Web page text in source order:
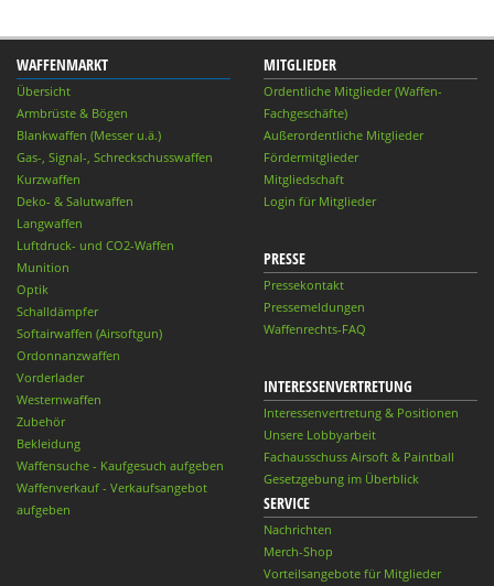
WAFFENMARKT
Übersicht
Armbrüste & Bögen
Blankwaffen (Messer u.ä.)
Gas-, Signal-, Schreckschusswaffen
Kurzwaffen
Deko- & Salutwaffen
Langwaffen
Luftdruck- und CO2-Waffen
Munition
Optik
Schalldämpfer
Softairwaffen (Airsoftgun)
Ordonnanzwaffen
Vorderlader
Westernwaffen
Zubehör
Bekleidung
Waffensuche - Kaufgesuch aufgeben
Waffenverkauf - Verkaufsangebot
aufgeben
MITGLIEDER
Ordentliche Mitglieder (Waffen-
Fachgeschäfte)
Außerordentliche Mitglieder
Fördermitglieder
Mitgliedschaft
Login für Mitglieder
PRESSE
Pressekontakt
Pressemeldungen
Waffenrechts-FAQ
INTERESSENVERTRETUNG
Interessenvertretung & Positionen
Unsere Lobbyarbeit
Fachausschuss Airsoft & Paintball
Gesetzgebung im Überblick
SERVICE
Nachrichten
Merch-Shop
Vorteilsangebote für Mitglieder